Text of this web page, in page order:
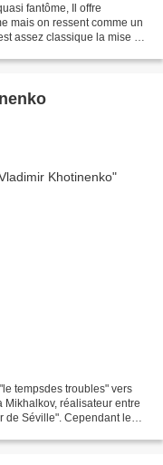
fantôme, Il offre
mais on ressent comme un
assez classique la mise en
tempsdes troubles" vers
Mikhalkov, réalisateur entre
de Séville". Cependant le